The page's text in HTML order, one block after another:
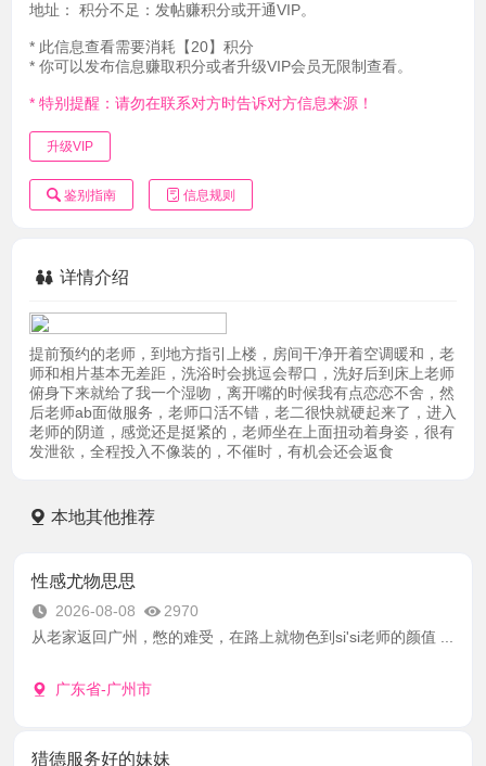
地址： 积分不足：发帖赚积分或开通VIP。
* 此信息查看需要消耗【20】积分
* 你可以发布信息赚取积分或者升级VIP会员无限制查看。
* 特别提醒：请勿在联系对方时告诉对方信息来源！
升级VIP
鉴别指南 信息规则
详情介绍
提前预约的老师，到地方指引上楼，房间干净开着空调暖和，老
师和相片基本无差距，洗浴时会挑逗会帮口，洗好后到床上老师
俯身下来就给了我一个湿吻，离开嘴的时候我有点恋恋不舍，然
后老师ab面做服务，老师口活不错，老二很快就硬起来了，进入
老师的阴道，感觉还是挺紧的，老师坐在上面扭动着身姿，很有
发泄欲，全程投入不像装的，不催时，有机会还会返食
本地其他推荐
性感尤物思思
2026-08-08
2970
从老家返回广州，憋的难受，在路上就物色到si'si老师的颜值 ...
广东省-广州市
猎德服务好的妹妹